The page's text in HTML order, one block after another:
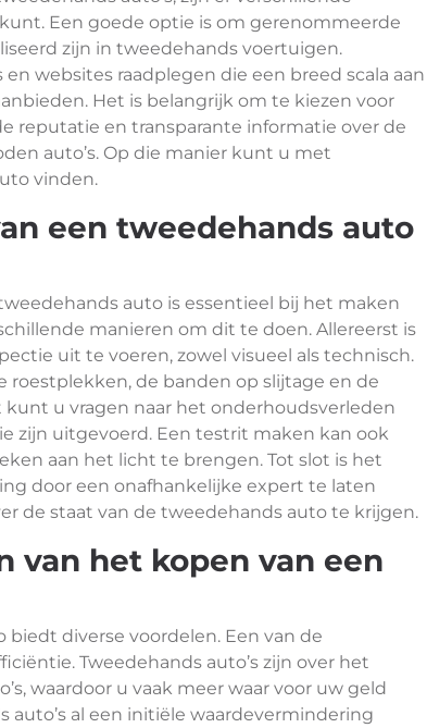
Een goede optie is om gerenommeerde
zijn in tweedehands voertuigen.
websites raadplegen die een breed scala aan
Het is belangrijk om te kiezen voor
reputatie en transparante informatie over de
auto’s. Op die manier kunt u met
vinden.
een tweedehands auto
auto is essentieel bij het maken
manieren om dit te doen. Allereerst is
uit te voeren, zowel visueel als technisch.
roestplekken, de banden op slijtage en de
u vragen naar het onderhoudsverleden
zijn uitgevoerd. Een testrit maken kan ook
aan het licht te brengen. Tot slot is het
door een onafhankelijke expert te laten
de staat van de tweedehands auto te krijgen.
van het kopen van een
diverse voordelen. Een van de
Tweedehands auto’s zijn over het
waardoor u vaak meer waar voor uw geld
al een initiële waardevermindering